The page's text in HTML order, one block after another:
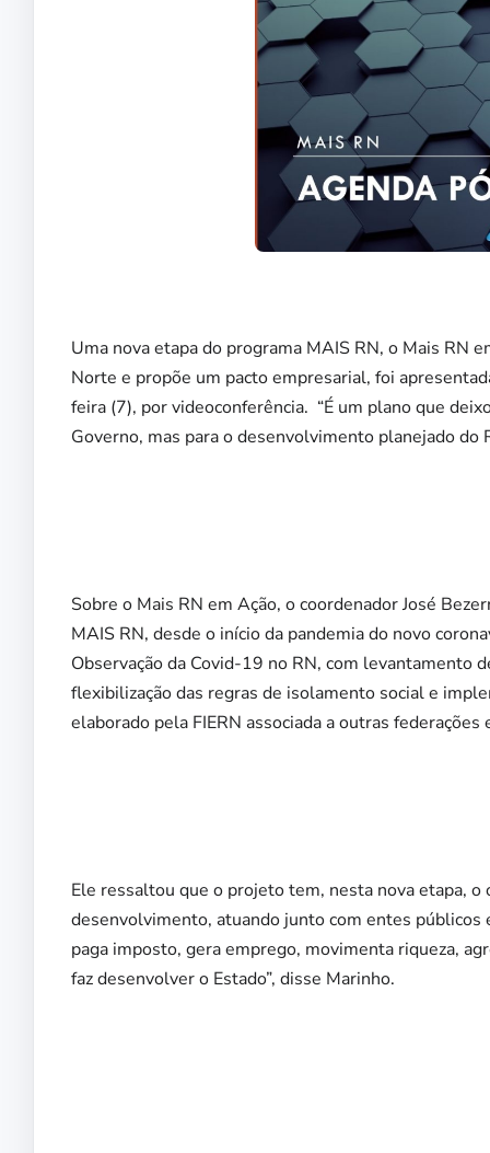
Uma nova etapa do programa MAIS RN, o Mais RN
Norte e propõe um pacto empresarial, foi
feira (7), por videoconferência. “É um plano que
Governo, mas para o desenvolvimento planejado
Sobre o Mais RN em Ação, o coordenador José
MAIS RN, desde o início da pandemia do novo
Observação da Covid-19 no RN, com levantamento
flexibilização das regras de isolamento social e
elaborado pela FIERN associada a outras
Ele ressaltou que o projeto tem, nesta nova etapa,
desenvolvimento, atuando junto com entes públicos
paga imposto, gera emprego, movimenta riqueza,
faz desenvolver o Estado”, disse Marinho.